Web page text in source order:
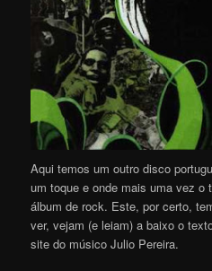
Aqui temos um outro disco
um toque e onde mais uma vez o
álbum de rock. Este, por certo,
ver, vejam (e leiam) a baixo o
site do músico Julio Pereira.